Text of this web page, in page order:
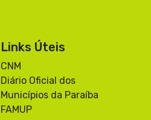
Links Úteis
CNM
Diário Oficial dos
Municípios da Paraíba
FAMUP